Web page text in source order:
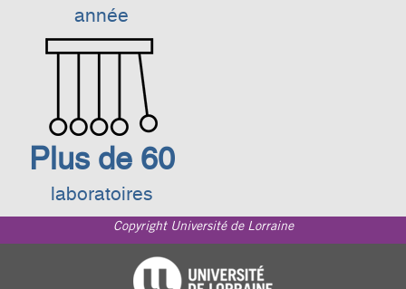
année
Plus de 60
laboratoires
Copyright Université de Lorraine
Université de Lorraine